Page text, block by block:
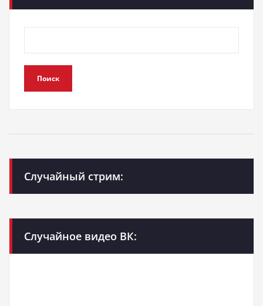
Поиск
Случайный стрим:
Случайное видео ВК: